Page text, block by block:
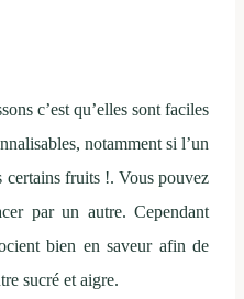
c’est qu’elles sont faciles
notamment si l’un
certains fruits !. Vous pouvez
par un autre. Cependant
bien en saveur afin de
sucré et aigre.